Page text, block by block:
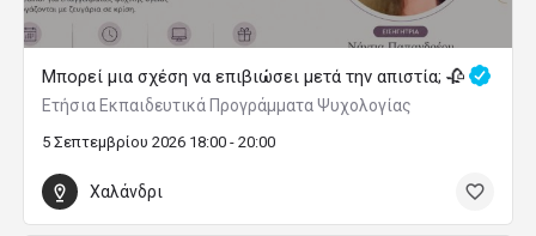
Μπορεί μια σχέση να επιβιώσει μετά την απιστία; 🥀
Ετήσια Εκπαιδευτικά Προγράμματα Ψυχολογίας
5 Σεπτεμβρίου 2026 18:00 - 20:00
Χαλάνδρι